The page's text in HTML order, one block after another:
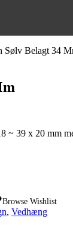
Sølv Belagt 34
~ 39 x 20 mm
Browse Wishlist
, Vedhæng